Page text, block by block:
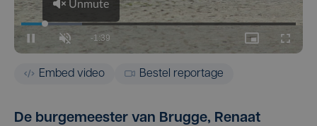
Embed video Bestel reportage
De burgemeester van Brugge, Renaat